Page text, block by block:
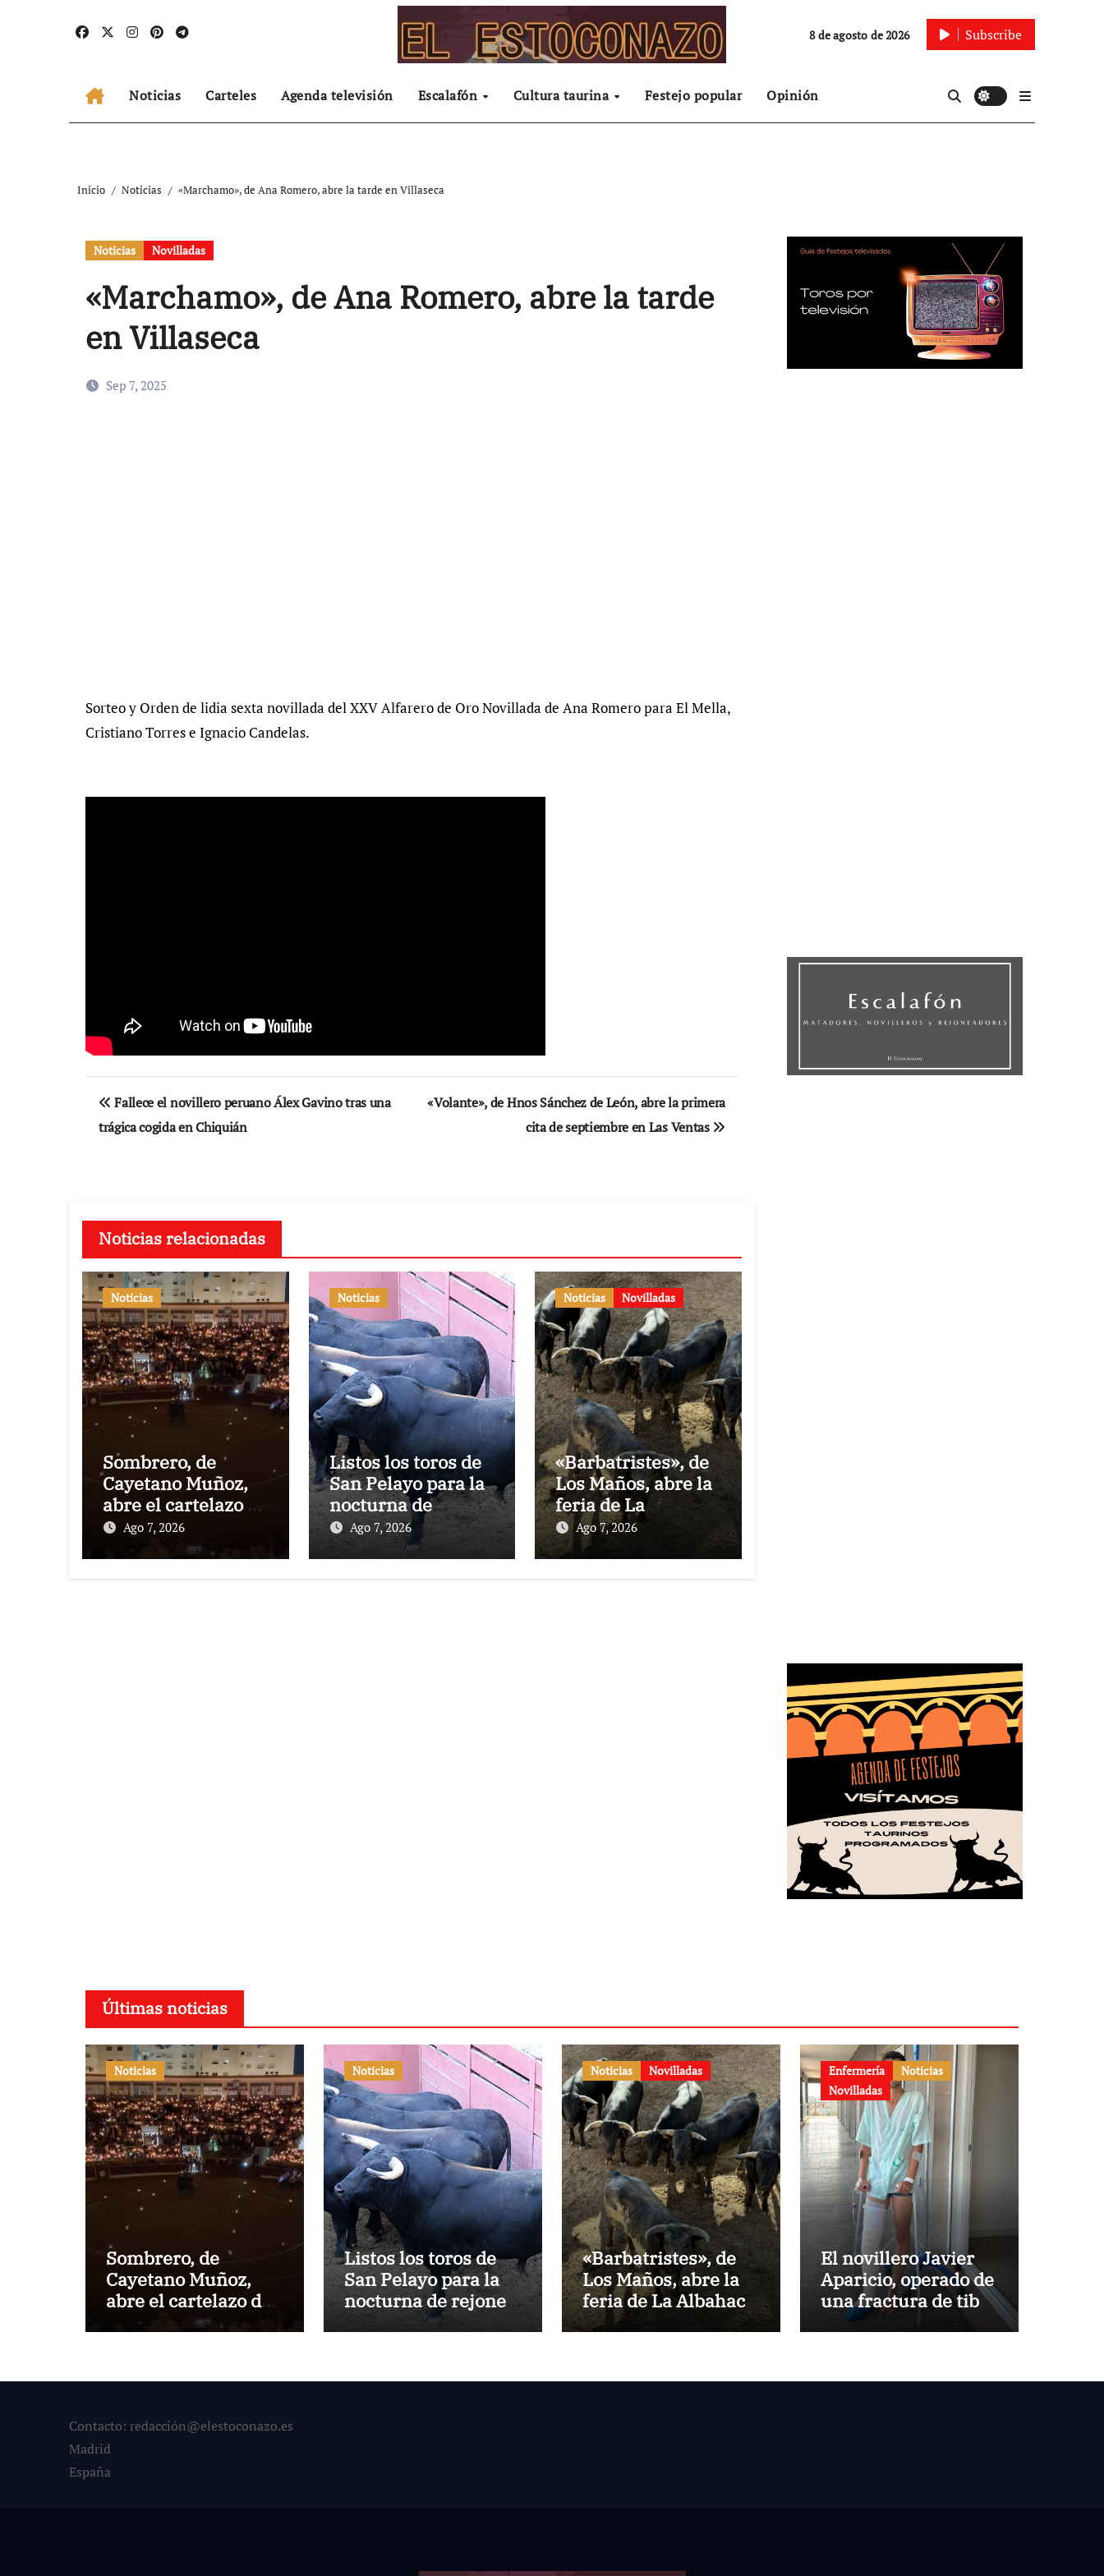
8 de agosto de 2026 Subscribe
Noticias Carteles Agenda televisión Escalafón Cultura taurina Festejo popular Opinión
Inicio Noticias «Marchamo», de Ana Romero, abre la tarde en Villaseca
Noticias Novilladas
«Marchamo», de Ana Romero, abre la tarde
en Villaseca
Sep 7, 2025
Sorteo y Orden de lidia sexta novillada del XXV Alfarero de Oro Novillada de Ana Romero para El Mella,
Cristiano Torres e Ignacio Candelas.
Navegación
de
Fallece el novillero peruano Álex Gavino tras una
trágica cogida en Chiquián
«Volante», de Hnos Sánchez de León, abre la primera
cita de septiembre en Las Ventas
Noticias relacionadas
Noticias
Sombrero, de
Cayetano Muñoz,
abre el cartelazo de
Marbella
Ago 7, 2026
Noticias
Listos los toros de
San Pelayo para la
nocturna de
rejones en El
Puerto
Ago 7, 2026
Noticias Novilladas
«Barbatristes», de
Los Maños, abre la
feria de La
Albahaca de
Huesca
Ago 7, 2026
Últimas noticias
Noticias
Sombrero, de
Cayetano Muñoz,
abre el cartelazo de
Marbella
Noticias
Listos los toros de
San Pelayo para la
nocturna de rejones
en El Puerto
Noticias Novilladas
«Barbatristes», de
Los Maños, abre la
feria de La Albahaca
de Huesca
Enfermería
Noticias
Novilladas
El novillero Javier
Aparicio, operado de
una fractura de tibia
y peroné
Contacto: redacción@elestoconazo.es
Madrid
España